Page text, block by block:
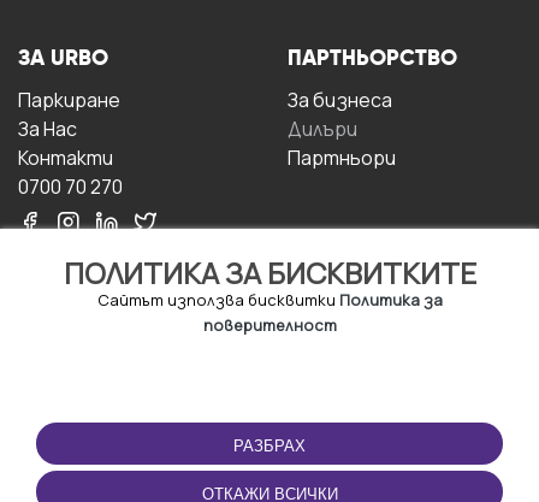
ПОЛИТИКА ЗА БИСКВИТКИТЕ
Сайтът използва бисквитки Политика за
поверителност
РАЗБРАХ
ОТКАЖИ ВСИЧКИ
ЗА URBO
Паркиране
За Hас
Контакти
0700 70 270
ПАРТНЬОРСТВО
За бизнесa
Дилъри
Партньори
ПОЛЗВАНЕ
Правила и условия за
ползване
ПРИЛОЖЕНИЕТО